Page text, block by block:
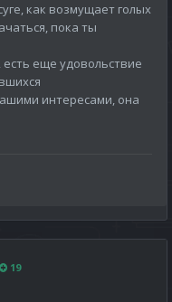
как возмущает голых
пока ты
есть еще удовольствие
интересами, она
19